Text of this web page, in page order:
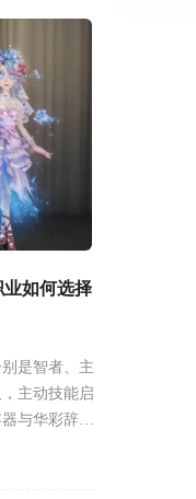
如何选择
是智者、主
主动技能启
与华彩辞章
需探路就能